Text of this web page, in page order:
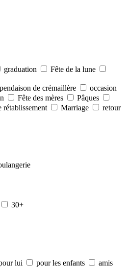
graduation
Fête de la lune
pendaison de crémaillère
occasion
Fête des mères
Pâques
Marriage
retour
30+
lui pour les enfants
amis